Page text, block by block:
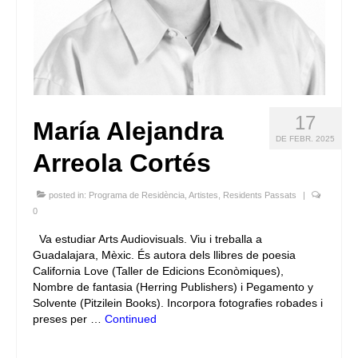
17
DE FEBR. 2025
María Alejandra
Arreola Cortés
posted in: Programa de Residència Artistes Residents Passats
|
0
Va estudiar Arts Audiovisuals. Viu i treballa a
Guadalajara, Mèxic. És autora dels llibres de poesia
California Love (Taller de Edicions Econòmiques),
Nombre de fantasia (Herring Publishers) i Pegamento y
Solvente (Pitzilein Books). Incorpora fotografies robades i
preses per … Continued